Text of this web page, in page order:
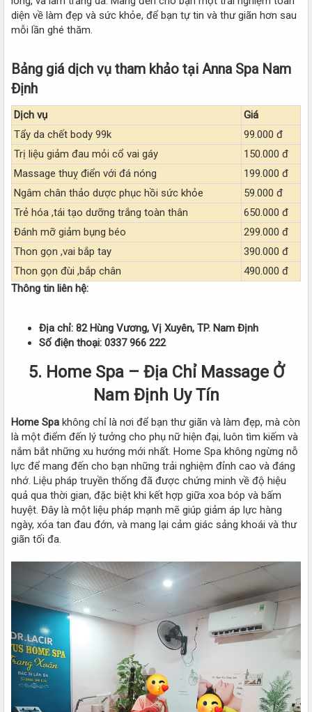
diện về làm đẹp và sức khỏe, để bạn tự tin và thư giãn hơn sau
mỗi lần ghé thăm.
Bảng giá dịch vụ tham khảo tại Anna Spa Nam
Định
Dịch vụ
Giá
Tẩy da chết body 99k
99.000 đ
Trị liệu giảm đau mỏi cổ vai gáy
150.000 đ
Massage thuỵ điển với đá nóng
199.000 đ
Ngâm chân thảo dược phục hồi sức khỏe
59.000 đ
Trẻ hóa ,tái tạo dưỡng trắng toàn thân
650.000 đ
Đánh mỡ giảm bụng béo
299.000 đ
Thon gọn ,vai bắp tay
390.000 đ
Thon gọn đùi ,bắp chân
490.000 đ
Thông tin liên hệ:
Địa chỉ: 82 Hùng Vương, Vị Xuyên, TP. Nam Định
Số điện thoại: 0337 966 222
5. Home Spa – Địa Chỉ Massage Ở
Nam Định Uy Tín
Home Spa không chỉ là nơi để bạn thư giãn và làm đẹp, mà còn
là một điểm đến lý tưởng cho phụ nữ hiện đại, luôn tìm kiếm và
nắm bắt những xu hướng mới nhất. Home Spa không ngừng nỗ
lực để mang đến cho bạn những trải nghiệm đỉnh cao và đáng
nhớ. Liệu pháp truyền thống đã được chứng minh về độ hiệu
quả qua thời gian, đặc biệt khi kết hợp giữa xoa bóp và bấm
huyệt. Đây là một liệu pháp mạnh mẽ giúp giảm áp lực hàng
ngày, xóa tan đau đớn, và mang lại cảm giác sảng khoái và thư
giãn tối đa.